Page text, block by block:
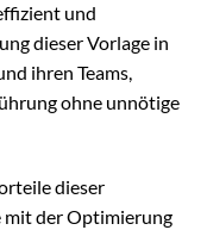
und
dieser Vorlage in
ihren Teams,
ohne unnötige
dieser
mit der Optimierung